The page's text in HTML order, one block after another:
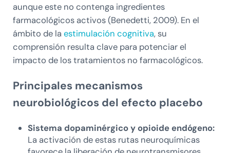
aunque este no contenga ingredientes
farmacológicos activos (Benedetti, 2009). En el
ámbito de la estimulación cognitiva, su
comprensión resulta clave para potenciar el
impacto de los tratamientos no farmacológicos.
Principales mecanismos
neurobiológicos del efecto placebo
Sistema dopaminérgico y opioide endógeno:
La activación de estas rutas neuroquímicas